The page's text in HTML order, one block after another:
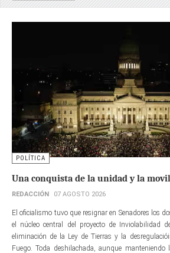
POLÍTICA
Una conquista de la unidad y la
REDACCIÓN 07 AGOSTO 2026
El oficialismo tuvo que resignar en Senadores los
el núcleo central del proyecto de Inviolabilidad
eliminación de la Ley de Tierras y la
Fuego. Toda deshilachada, aunque